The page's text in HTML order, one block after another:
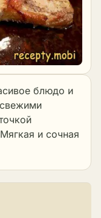
блюдо и
и сочная